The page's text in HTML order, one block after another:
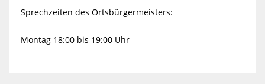
Sprechzeiten des Ortsbürgermeisters:
Montag 18:00 bis 19:00 Uhr